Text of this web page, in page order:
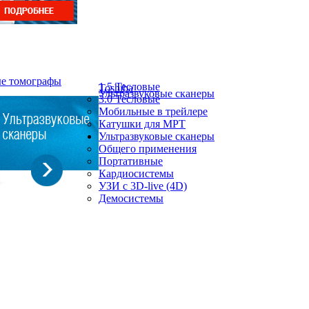
томографы
Ультразвуковые сканеры
Toshiba
1.5 Тесловые
3.0 Тесловые
Мобильные в трейлере
Катушки для МРТ
Ультразвуковые сканеры
Общего применения
Портативные
Кардиосистемы
УЗИ с 3D-live (4D)
Демосистемы